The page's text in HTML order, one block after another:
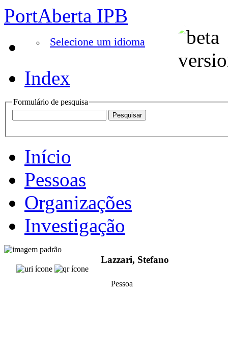
PortAberta IPB
Selecione um idioma
Index
Formulário de pesquisa
Início
Pessoas
Organizações
Investigação
Lazzari, Stefano
Pessoa